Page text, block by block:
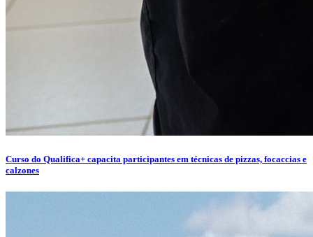
Curso do Qualifica+ capacita participantes em técnicas de pizzas, focaccias e
calzones